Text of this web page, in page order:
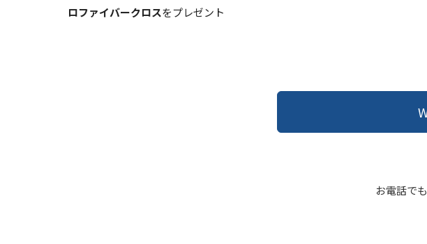
ロファイバークロスをプレゼント
お電話で